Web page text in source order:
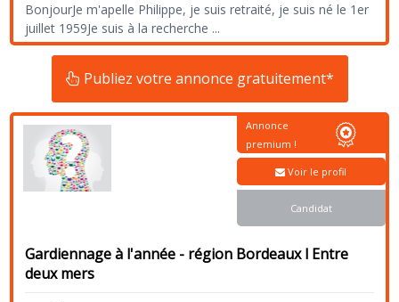
BonjourJe m'apelle Philippe, je suis retraité, je suis né le 1er
juillet 1959Je suis à la recherche ...
Publiez votre annonce gratuitement*
Gardiennage à l'année - région Bordeaux l Entre
deux mers
Annonce
premium !
Voir le profil
Candidat